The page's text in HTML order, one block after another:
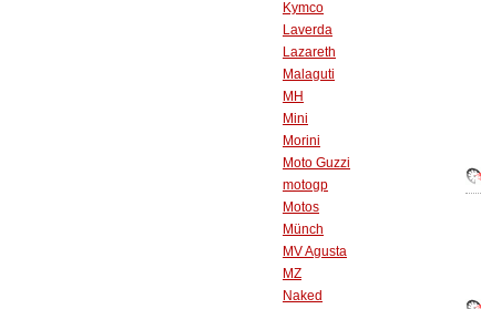
Kymco
Laverda
Lazareth
Malaguti
MH
Mini
Morini
Moto Guzzi
motogp
Motos
Münch
MV Agusta
MZ
Naked